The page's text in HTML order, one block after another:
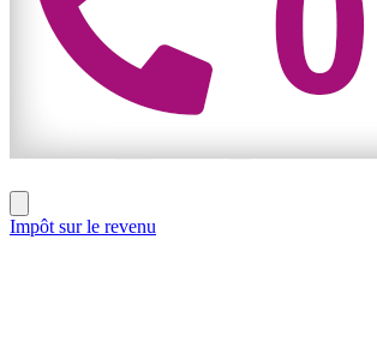
Impôt sur le revenu